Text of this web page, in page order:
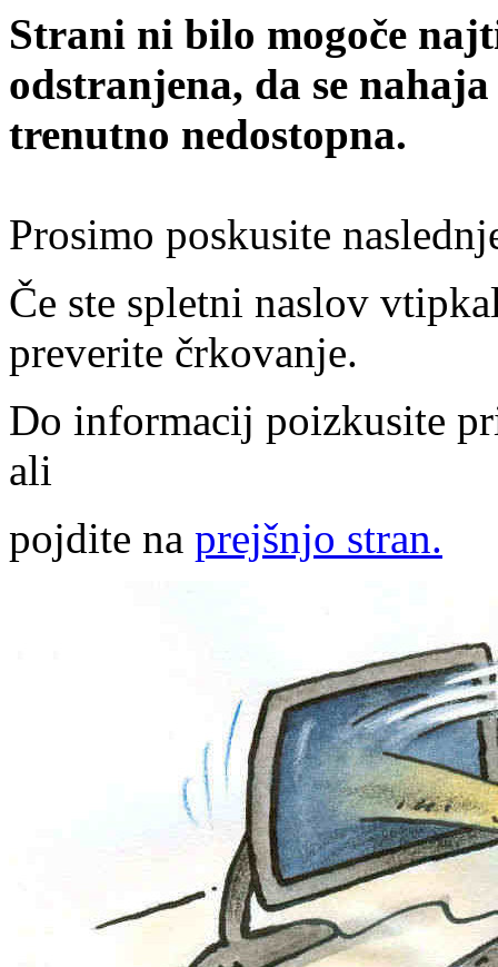
Strani ni bilo mogoče
odstranjena, da se
trenutno nedostopna.
Prosimo poskusite
Če ste spletni naslov
preverite črkovanje.
Do informacij poizkusite
ali
pojdite na prejšnjo stran.